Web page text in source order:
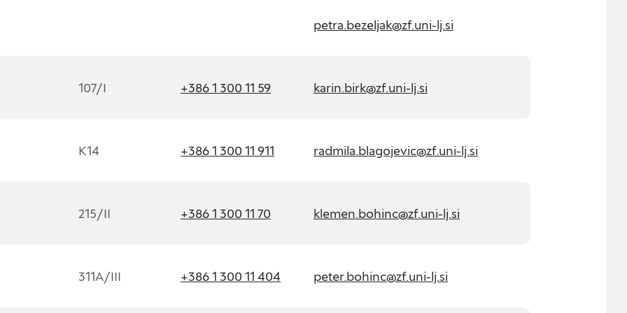
petra.bezeljak@zf.uni-lj.si
107/I +386 1 300 11 59 karin.birk@zf.uni-lj.si
K14 +386 1 300 11 911 radmila.blagojevic@zf.uni-lj.si
215/II +386 1 300 11 70 klemen.bohinc@zf.uni-lj.si
311A/III +386 1 300 11 404 peter.bohinc@zf.uni-lj.si
Te informacije se lahko navezujejo na vas, vaše nastavitve, vašo napravo
spletno mesto deluje v skladu z vašimi pričakovanji. Te informacije običajno ne
in spremenite privzete nastavitve. Blokiranje določenih vrst piškotkov vpliva
prijava ali izpolnjevanje obrazcev. Na voljo imate nastavitev, da brskalnik blokira
na njih. V tem primeru nekateri deli spletnega mesta ne bodo delovali.
Vedno aktivni